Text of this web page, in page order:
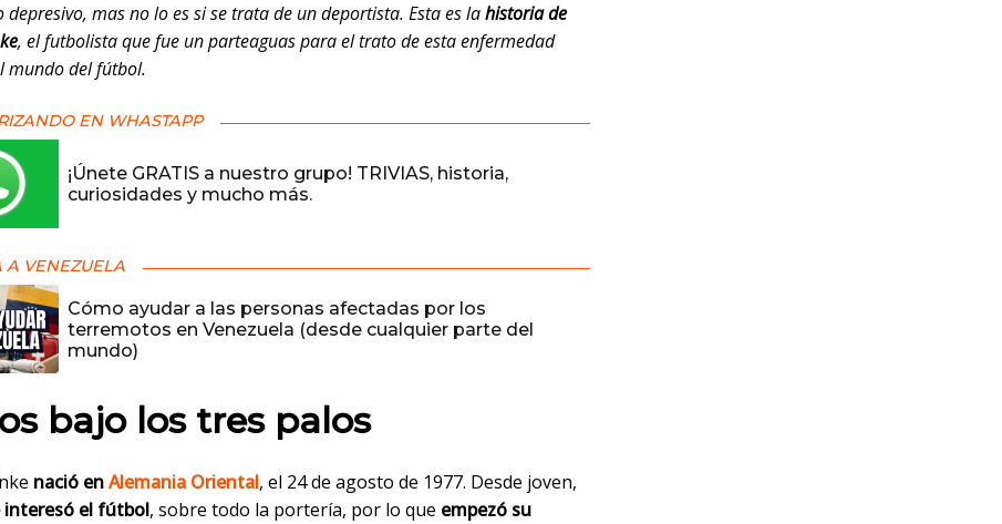
depresivo, mas no lo es si se trata de un deportista. Esta es lahistoria de
, el futbolista que fue un parteaguas para el trato de esta enfermedad
mundo del fútbol.
EN WHASTAPP
¡Únete GRATIS a nuestro grupo! TRIVIAS, historia,
curiosidades y mucho más.
A VENEZUELA
Cómo ayudar a las personas afectadas por los
terremotos en Venezuela (desde cualquier parte del
mundo)
bajo los tres palos
nació enAlemania Oriental, el 24 de agosto de 1977. Desde joven,
interesó el fútbol, sobre todo la portería, por lo que empezó su